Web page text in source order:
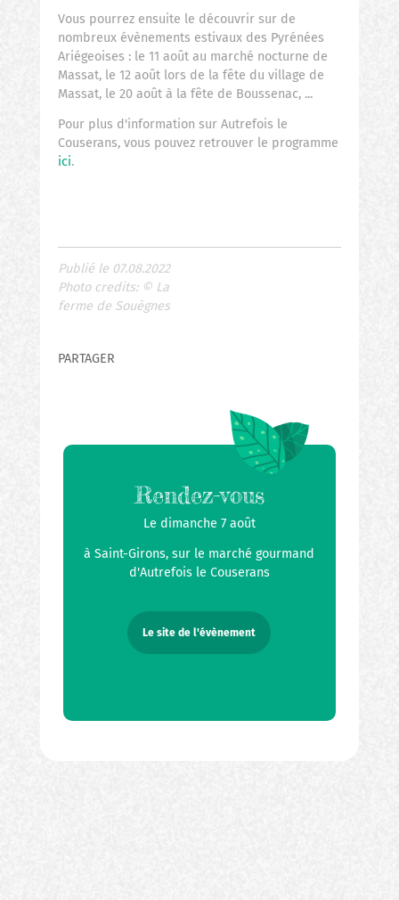
Vous pourrez ensuite le découvrir sur de
nombreux évènements estivaux des Pyrénées
Ariégeoises : le 11 août au marché nocturne de
Massat, le 12 août lors de la fête du village de
Massat, le 20 août à la fête de Boussenac, ...
Pour plus d'information sur Autrefois le
Couserans, vous pouvez retrouver le programme
ici.
Publié le 07.08.2022
Photo credits: ©La
ferme de Souègnes
PARTAGER
Rendez-vous
Le dimanche 7 août
à Saint-Girons, sur le marché gourmand
d'Autrefois le Couserans
Le site de l'évènement